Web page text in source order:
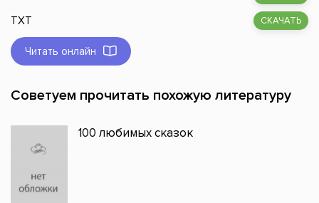
TXT СКАЧАТЬ
Читать онлайн
Советуем прочитать похожую литературу
100 любимых сказок